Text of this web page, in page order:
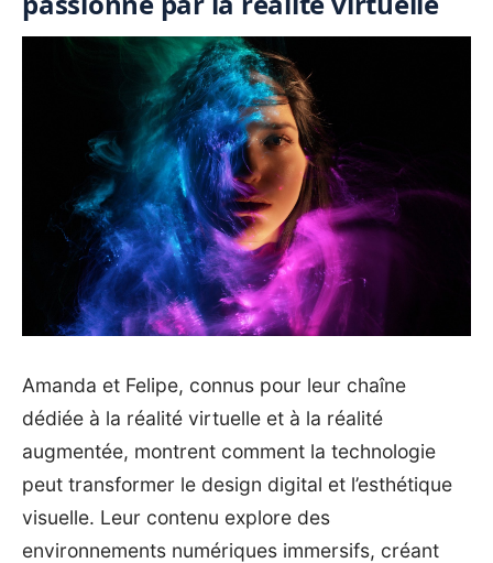
Amanda et Felipe, connus pour leur chaîne
dédiée à la réalité virtuelle et à la réalité
augmentée, montrent comment la technologie
peut transformer le design digital et l’esthétique
visuelle. Leur contenu explore des
environnements numériques immersifs, créant